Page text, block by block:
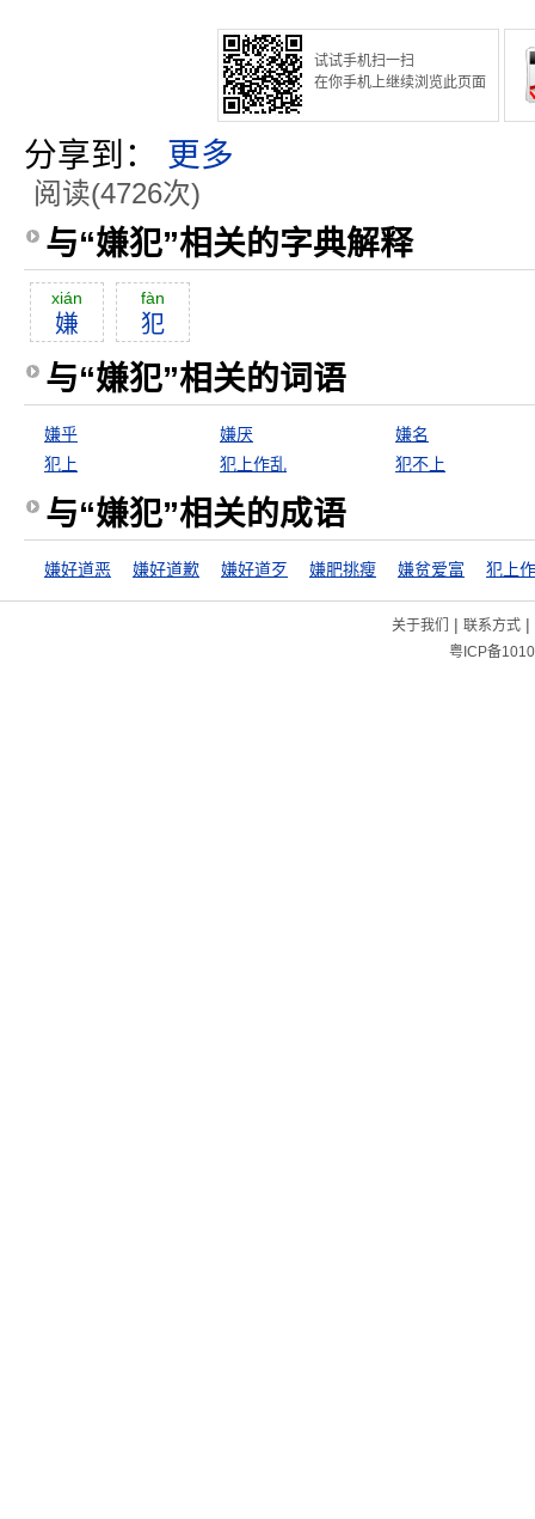
试试手机扫一扫
在你手机上继续浏览此页面
分享到： 更多
阅读(4726次)
与“嫌犯”相关的字典解释
xián
嫌
fàn
犯
与“嫌犯”相关的词语
嫌乎 嫌厌
嫌名
犯上
犯上作乱 犯不上
与“嫌犯”相关的成语
嫌好道恶 嫌好道歉 嫌好道歹 嫌肥挑瘦 嫌贫爱富 犯上
关于我们 | 联系方式|
粤ICP备